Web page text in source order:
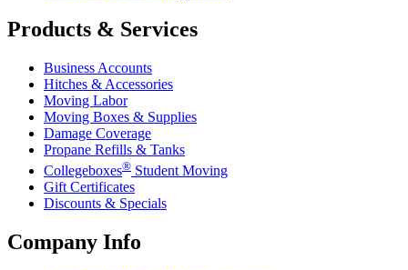
Products & Services
Business Accounts
Hitches & Accessories
Moving Labor
Moving Boxes & Supplies
Damage Coverage
Propane Refills & Tanks
Collegeboxes® Student Moving
Gift Certificates
Discounts & Specials
Company Info